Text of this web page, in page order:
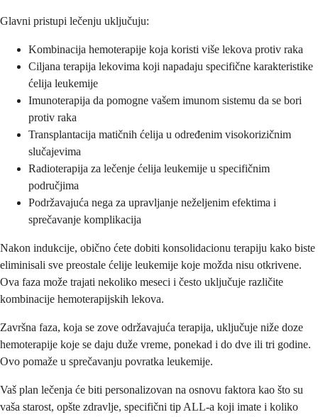
Glavni pristupi lečenju uključuju:
Kombinacija hemoterapije koja koristi više lekova protiv raka
Ciljana terapija lekovima koji napadaju specifične karakteristike
ćelija leukemije
Imunoterapija da pomogne vašem imunom sistemu da se bori
protiv raka
Transplantacija matičnih ćelija u određenim visokorizičnim
slučajevima
Radioterapija za lečenje ćelija leukemije u specifičnim
područjima
Podržavajuća nega za upravljanje neželjenim efektima i
sprečavanje komplikacija
Nakon indukcije, obično ćete dobiti konsolidacionu terapiju kako biste
eliminisali sve preostale ćelije leukemije koje možda nisu otkrivene.
Ova faza može trajati nekoliko meseci i često uključuje različite
kombinacije hemoterapijskih lekova.
Završna faza, koja se zove održavajuća terapija, uključuje niže doze
hemoterapije koje se daju duže vreme, ponekad i do dve ili tri godine.
Ovo pomaže u sprečavanju povratka leukemije.
Vaš plan lečenja će biti personalizovan na osnovu faktora kao što su
vaša starost, opšte zdravlje, specifični tip ALL-a koji imate i koliko